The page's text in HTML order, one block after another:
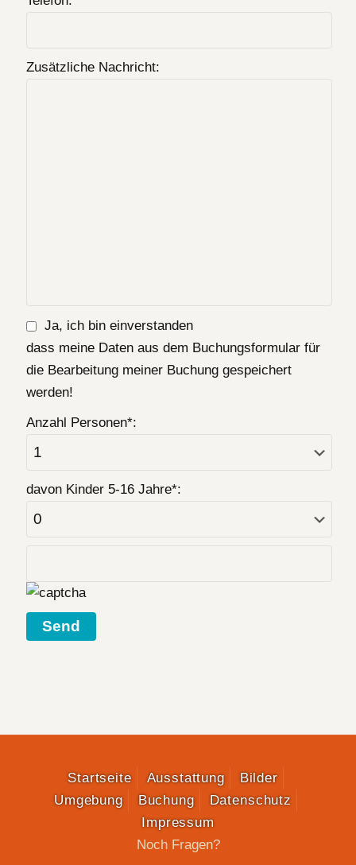
Zusätzliche Nachricht:
Ja, ich bin einverstanden
dass meine Daten aus dem Buchungsformular für
die Bearbeitung meiner Buchung gespeichert
werden!
Anzahl Personen*:
davon Kinder 5-16 Jahre*:
Startseite Ausstattung
Bilder
Umgebung
Buchung
Datenschutz
Impressum
Noch Fragen?